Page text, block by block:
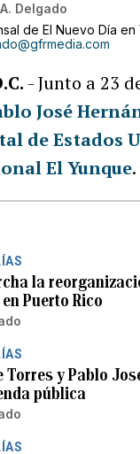
Delgado
de El Nuevo Día en
- Junto a 23
José
de Estados
El Yunque.
la
Puerto Rico
Torres y Pablo
pública